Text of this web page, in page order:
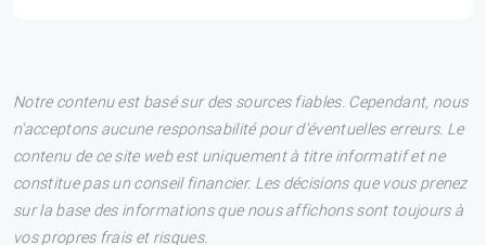
Notre contenu est basé sur des sources fiables. Cependant, nous
n'acceptons aucune responsabilité pour d'éventuelles erreurs. Le
contenu de ce site web est uniquement à titre informatif et ne
constitue pas un conseil financier. Les décisions que vous prenez
sur la base des informations que nous affichons sont toujours à
vos propres frais et risques.